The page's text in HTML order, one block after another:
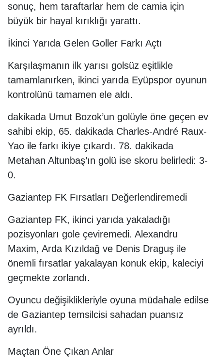
sonuç, hem taraftarlar hem de camia için
büyük bir hayal kırıklığı yarattı.
İkinci Yarıda Gelen Goller Farkı Açtı
Karşılaşmanın ilk yarısı golsüz eşitlikle
tamamlanırken, ikinci yarıda Eyüpspor oyunun
kontrolünü tamamen ele aldı.
dakikada Umut Bozok’un golüyle öne geçen ev
sahibi ekip, 65. dakikada Charles-André Raux-
Yao ile farkı ikiye çıkardı. 78. dakikada
Metahan Altunbaş’ın golü ise skoru belirledi: 3-
0.
Gaziantep FK Fırsatları Değerlendiremedi
Gaziantep FK, ikinci yarıda yakaladığı
pozisyonları gole çeviremedi. Alexandru
Maxim, Arda Kızıldağ ve Denis Draguş ile
önemli fırsatlar yakalayan konuk ekip, kaleciyi
geçmekte zorlandı.
Oyuncu değişiklikleriyle oyuna müdahale edilse
de Gaziantep temsilcisi sahadan puansız
ayrıldı.
Maçtan Öne Çıkan Anlar